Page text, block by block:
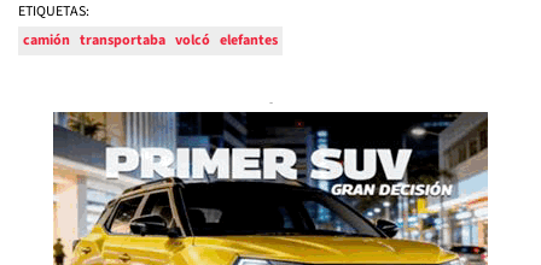
ETIQUETAS:
camión transportaba volcó elefantes